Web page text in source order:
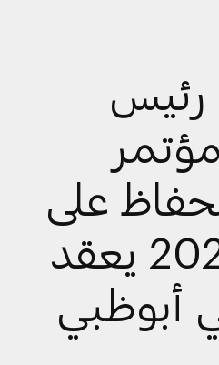
رئيس
على
الطبيعة 2025 يعقد
أبوظبي